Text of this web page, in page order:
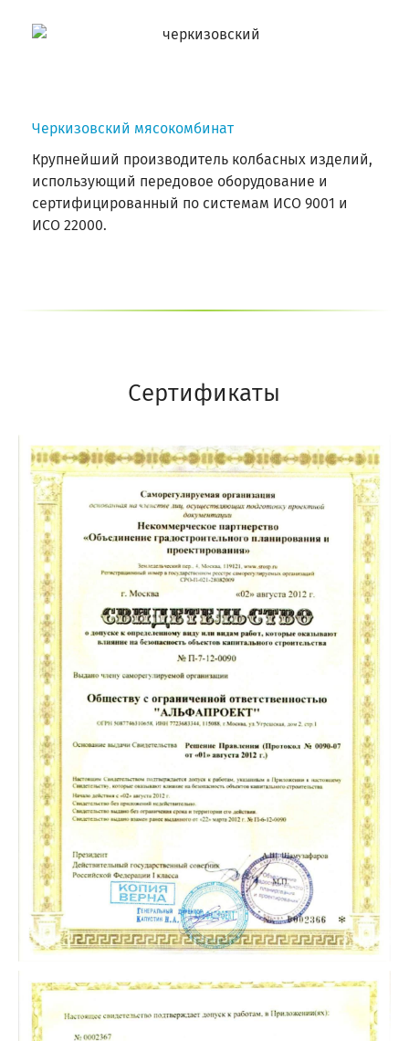
Черкизовский мясокомбинат
Крупнейший производитель колбасных изделий,
использующий передовое оборудование и
сертифицированный по системам ИСО 9001 и
ИСО 22000.
Сертификаты